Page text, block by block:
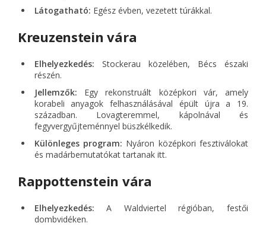
Látogatható: Egész évben, vezetett túrákkal.
Kreuzenstein vára
Elhelyezkedés: Stockerau közelében, Bécs északi
részén.
Jellemzők: Egy rekonstruált középkori vár, amely
korabeli anyagok felhasználásával épült újra a 19.
században. Lovagteremmel, kápolnával és
fegyvergyűjteménnyel büszkélkedik.
Különleges program: Nyáron középkori fesztiválokat
és madárbemutatókat tartanak itt.
Rappottenstein vára
Elhelyezkedés: A Waldviertel régióban, festői
dombvidéken.